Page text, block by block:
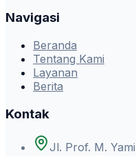
Navigasi
Beranda
Tentang Kami
Layanan
Berita
Kontak
Jl. Prof. M.